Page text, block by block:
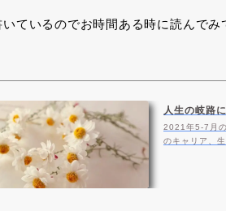
ているのでお時間ある時に読んでみ
人生の岐路
2021年5-7月
のキャリア、